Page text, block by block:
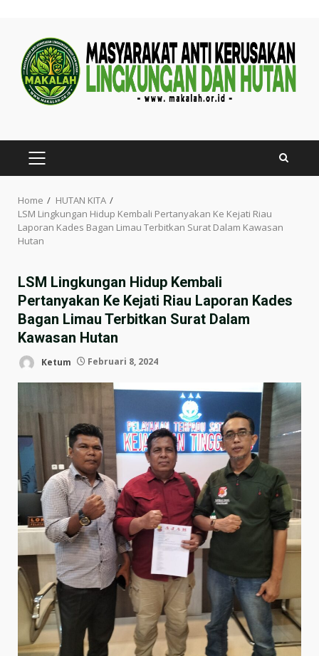
content
PRIMARY
MENU
Home
HUTAN KITA
LSM Lingkungan Hidup Kembali Pertanyakan Ke Kejati Riau
Laporan Kades Bagan Limau Terbitkan Surat Dalam Kawasan
Hutan
LSM Lingkungan Hidup Kembali
Pertanyakan Ke Kejati Riau Laporan Kades
Bagan Limau Terbitkan Surat Dalam
Kawasan Hutan
Ketum Februari 8, 2024